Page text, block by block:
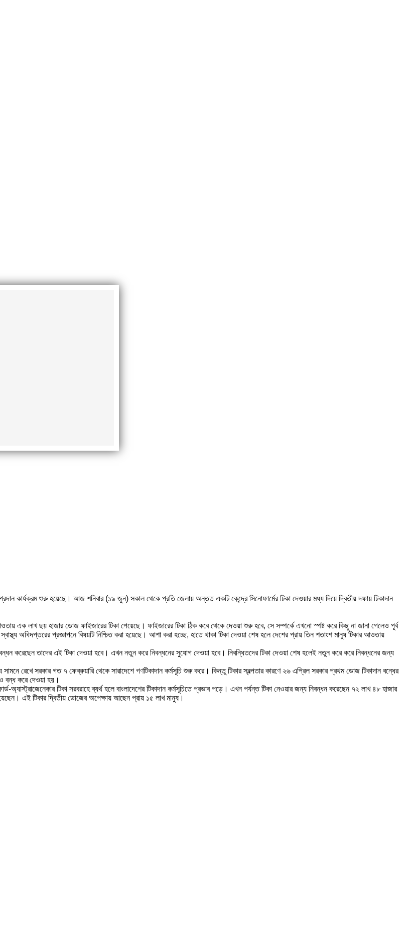
প্রদান কার্যক্রম শুরু হয়েছে। আজ শনিবার (১৯ জুন) সকাল থেকে প্রতি জেলায় অন্তত একটি কেন্দ্রে সিনোফার্মের টিকা দেওয়ার মধ্য দিয়ে দ্বিতীয় দফায় টিকাদান
এক লাখ ছয় হাজার ডোজ ফাইজারের টিকা পেয়েছে। ফাইজারের টিকা ঠিক কবে থেকে দেওয়া শুরু হবে, সে সম্পর্কে এখনো স্পষ্ট করে কিছু না জানা গেলেও পূর্ব
অধিদপ্তরের প্রজ্ঞাপনে বিষয়টি নিশ্চিত করা হয়েছে। আশা করা হচ্ছে, হাতে থাকা টিকা দেওয়া শেষ হলে দেশের প্রায় তিন শতাংশ মানুষ টিকার আওতায়
করেছেন তাদের এই টিকা দেওয়া হবে। এখন নতুন করে নিবন্ধনের সুযোগ দেওয়া হবে। নিবন্ধিতদের টিকা দেওয়া শেষ হলেই নতুন করে করে নিবন্ধনের জন্য
রেখে সরকার গত ৭ ফেব্রুয়ারি থেকে সারাদেশে গণটিকাদান কর্মসূচি শুরু করে। কিন্তু টিকার স্বল্পতার কারণে ২৬ এপ্রিল সরকার প্রথম ডোজ টিকাদান বন্ধের
বন্ধ করে দেওয়া হয়।
অ্যাস্ট্রাজেনেকার টিকা সরবরাহে ব্যর্থ হলে বাংলাদেশের টিকাদান কর্মসূচিতে প্রভাব পড়ে। এখন পর্যন্ত টিকা নেওয়ার জন্য নিবন্ধন করেছেন ৭২ লাখ ৪৮ হাজার
এই টিকার দ্বিতীয় ডোজের অপেক্ষায় আছেন প্রায় ১৫ লাখ মানুষ।